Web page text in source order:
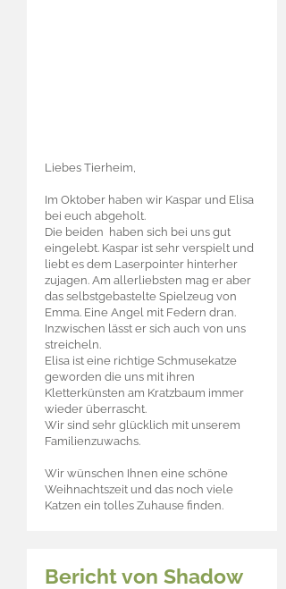
Liebes Tierheim,
Im Oktober haben wir Kaspar und Elisa
bei euch abgeholt.
Die beiden haben sich bei uns gut
eingelebt. Kaspar ist sehr verspielt und
liebt es dem Laserpointer hinterher
zujagen. Am allerliebsten mag er aber
das selbstgebastelte Spielzeug von
Emma. Eine Angel mit Federn dran.
Inzwischen lässt er sich auch von uns
streicheln.
Elisa ist eine richtige Schmusekatze
geworden die uns mit ihren
Kletterkünsten am Kratzbaum immer
wieder überrascht.
Wir sind sehr glücklich mit unserem
Familienzuwachs.
Wir wünschen Ihnen eine schöne
Weihnachtszeit und das noch viele
Katzen ein tolles Zuhause finden.
Bericht von Shadow